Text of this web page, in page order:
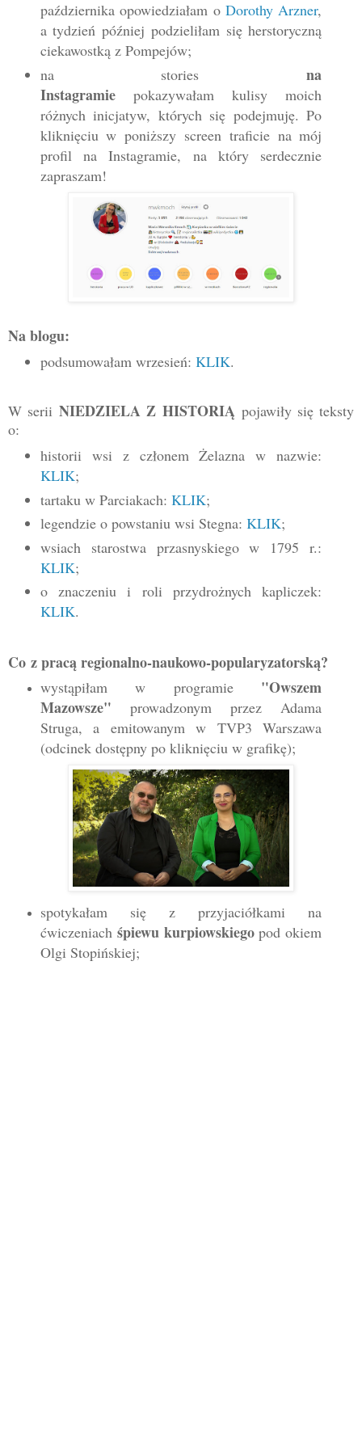
października opowiedziałam o Dorothy Arzner,
a tydzień później podzieliłam się herstoryczną
ciekawostką z Pompejów;
na storiesna
Instagramiepokazywałam kulisy moich
różnych inicjatyw, których się podejmuję. Po
kliknięciu w poniższy screen traficie na mój
profil na Instagramie, na który serdecznie
zapraszam!
Na blogu:
podsumowałam wrzesień: KLIK.
W seriiNIEDZIELA Z HISTORIĄ pojawiły się teksty
o:
historii wsi z członem Żelazna w nazwie:
KLIK;
tartaku w Parciakach: KLIK;
legendzie o powstaniu wsi Stegna: KLIK;
wsiach starostwa przasnyskiego w 1795 r.:
KLIK;
o znaczeniu i roli przydrożnych kapliczek:
KLIK.
Co z pracą regionalno-naukowo-popularyzatorską?
wystąpiłam w programie "Owszem
Mazowsze" prowadzonym przez Adama
Struga, a emitowanym w TVP3 Warszawa
(odcinek dostępny po kliknięciu w grafikę);
spotykałam się z przyjaciółkami na
ćwiczeniach śpiewu kurpiowskiegopod okiem
Olgi Stopińskiej;